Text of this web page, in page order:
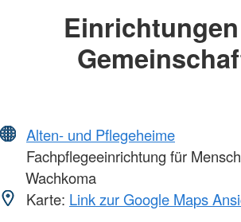
Alten- und Pflegeheime
Fachpflegeeinrichtung für
Wachkoma
Karte: Link zur Google Maps